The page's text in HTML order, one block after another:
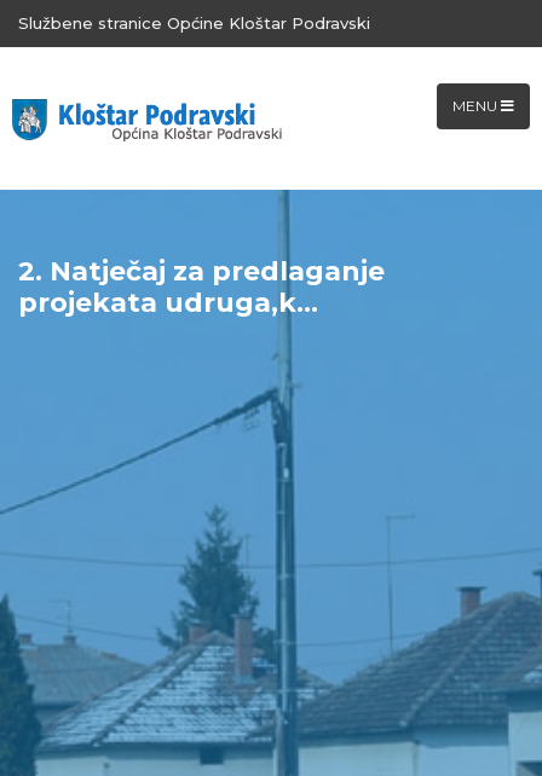
Službene stranice Općine Kloštar Podravski
MENU
2. Natječaj za predlaganje
projekata udruga,k...